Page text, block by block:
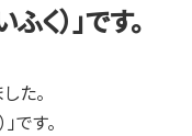
く）」です。
た。
です。